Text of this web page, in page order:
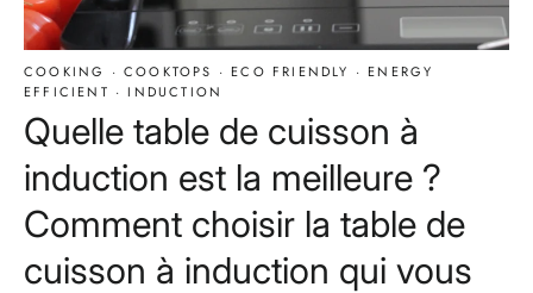
COOKING · COOKTOPS · ECO FRIENDLY · ENERGY
EFFICIENT · INDUCTION
Quelle table de cuisson à
induction est la meilleure ?
Comment choisir la table de
cuisson à induction qui vous